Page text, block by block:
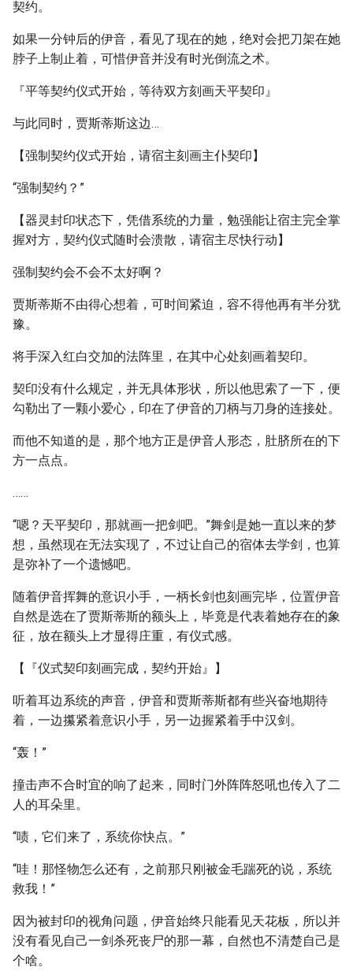
契约。
如果一分钟后的伊音，看见了现在的她，绝对会把刀架在她
脖子上制止着，可惜伊音并没有时光倒流之术。
『平等契约仪式开始，等待双方刻画天平契印』
与此同时，贾斯蒂斯这边…
【强制契约仪式开始，请宿主刻画主仆契印】
“强制契约？”
【器灵封印状态下，凭借系统的力量，勉强能让宿主完全掌
握对方，契约仪式随时会溃散，请宿主尽快行动】
强制契约会不会不太好啊？
贾斯蒂斯不由得心想着，可时间紧迫，容不得他再有半分犹
豫。
将手深入红白交加的法阵里，在其中心处刻画着契印。
契印没有什么规定，并无具体形状，所以他思索了一下，便
勾勒出了一颗小爱心，印在了伊音的刀柄与刀身的连接处。
而他不知道的是，那个地方正是伊音人形态，肚脐所在的下
方一点点。
……
“嗯？天平契印，那就画一把剑吧。”舞剑是她一直以来的梦
想，虽然现在无法实现了，不过让自己的宿体去学剑，也算
是弥补了一个遗憾吧。
随着伊音挥舞的意识小手，一柄长剑也刻画完毕，位置伊音
自然是选在了贾斯蒂斯的额头上，毕竟是代表着她存在的象
征，放在额头上才显得庄重，有仪式感。
【『仪式契印刻画完成，契约开始』】
听着耳边系统的声音，伊音和贾斯蒂斯都有些兴奋地期待
着，一边攥紧着意识小手，另一边握紧着手中汉剑。
“轰！”
撞击声不合时宜的响了起来，同时门外阵阵怒吼也传入了二
人的耳朵里。
“啧，它们来了，系统你快点。”
“哇！那怪物怎么还有，之前那只刚被金毛踹死的说，系统
救我！”
因为被封印的视角问题，伊音始终只能看见天花板，所以并
没有看见自己一剑杀死丧尸的那一幕，自然也不清楚自己是
个啥。